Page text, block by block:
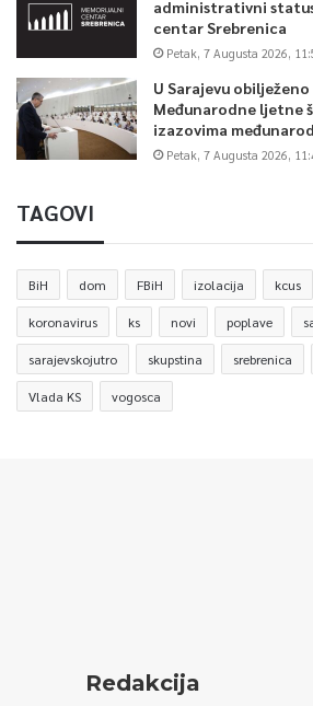
administrativni
centar Srebrenica
Petak, 7 Augusta 2026,
U Sarajevu
Međunarodne ljetne
izazovima
Petak, 7 Augusta 2026,
TAGOVI
BiH dom FBiH izolacija kcus
koronavirus ks novi poplave
sarajevskojutro skupstina srebrenica
Vlada KS vogosca
Redakcija